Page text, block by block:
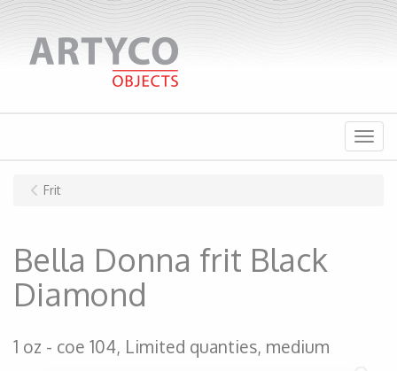
Menu
Frit
Bella Donna frit Black
Diamond
1 oz coe 104, Limited quanties, medium